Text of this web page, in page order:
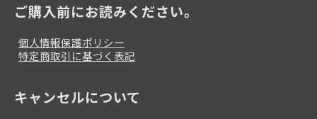
ご購入前にお読みください。
個人情報保護ポリシー
特定商取引に基づく表記
キャンセルについて